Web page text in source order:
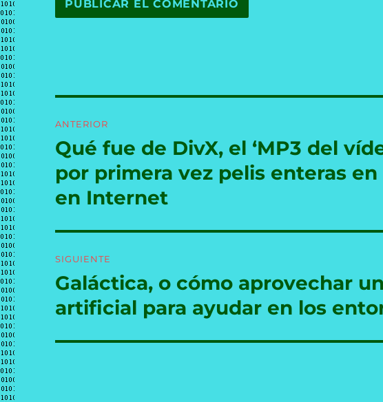
de
entradas
ANTERIOR
Entrada
Qué fue de DivX, el ‘MP3 del
por primera vez pelis enteras
en Internet
SIGUIENTE
Entrada
siguiente:
Galáctica, o cómo aprovechar
artificial para ayudar en los